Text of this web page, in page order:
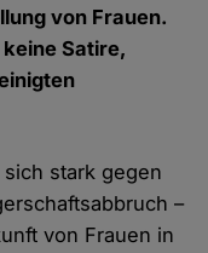
von Frauen.
Satire,
stark gegen
–
von Frauen in